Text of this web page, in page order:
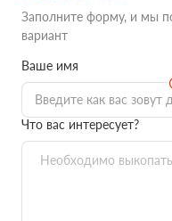
Заполните форму, и мы
вариант
Ваше имя
Что вас интересует?